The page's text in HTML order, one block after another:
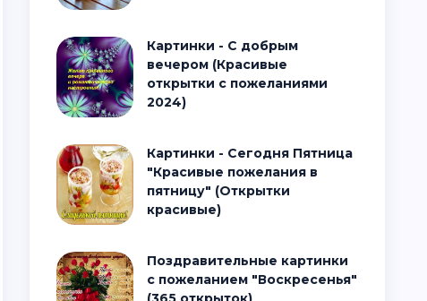
Картинки - С добрым
вечером (Красивые
открытки с пожеланиями
2024)
Картинки - Сегодня Пятница
"Красивые пожелания в
пятницу" (Открытки
красивые)
Поздравительные картинки
с пожеланием "Воскресенья"